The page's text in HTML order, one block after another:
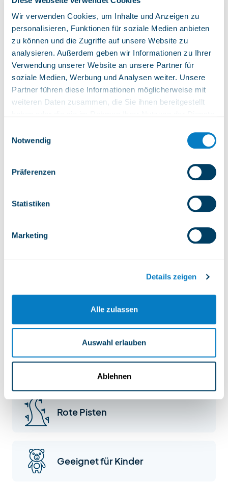
Wir verwenden Cookies, um Inhalte und Anzeigen zu
personalisieren, Funktionen für soziale Medien anbieten
zu können und die Zugriffe auf unsere Website zu
analysieren. Außerdem geben wir Informationen zu Ihrer
Verwendung unserer Website an unsere Partner für
soziale Medien, Werbung und Analysen weiter. Unsere
Partner führen diese Informationen möglicherweise mit
weiteren Daten zusammen, die Sie ihnen bereitgestellt
Notwendig
Präferenzen
Statistiken
Marketing
Details zeigen
Alle zulassen
Auswahl erlauben
Ablehnen
Alpen Tower
Maegisalp
Blaue Pisten
Schwarze Pisten
Rote Pisten
Geeignet für Kinder